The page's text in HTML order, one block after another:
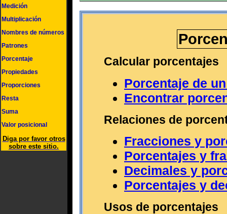
Medición
Multiplicación
Nombres de números
Patrones
Porcentaje
Propiedades
Proporciones
Resta
Suma
Valor posicional
Diga por favor otros
sobre este sitio.
Calcular porcentajes
Porcentaje de
Encontrar
Relaciones de
Fracciones y
Porcentajes y
Decimales y
Porcentajes y
Usos de porcentajes